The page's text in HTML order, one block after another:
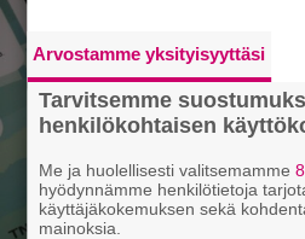
Arvostamme yksityisyyttäsi
Tarvitsemme
henkilökohtaisen
Me ja huolellisesti valitsemamme
hyödynnämme henkilötietoja
käyttäjäkokemuksen sekä
mainoksia.